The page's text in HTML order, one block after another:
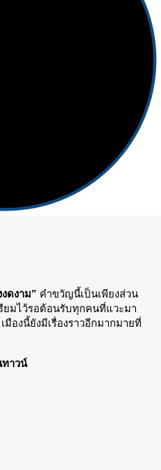
ดงาม” คำขวัญนี้เป็นเพียงส่วน
ยมไว้รอต้อนรับทุกคนที่แวะมา
เมืองนี้ยังมีเรื่องราวอีกมากมายที่
ทาวน์